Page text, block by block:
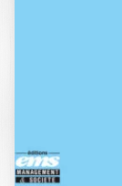
basculé :